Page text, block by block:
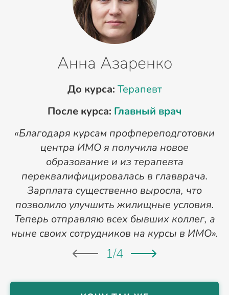
Анна Азаренко
До курса: Терапевт
После курса: Главный врач
«Благодаря курсам профпереподготовки
центра ИМО я получила новое
образование и из терапевта
переквалифицировалась в главврача.
Зарплата существенно выросла, что
позволило улучшить жилищные условия.
Теперь отправляю всех бывших коллег, а
ныне своих сотрудников на курсы в ИМО».
1/4